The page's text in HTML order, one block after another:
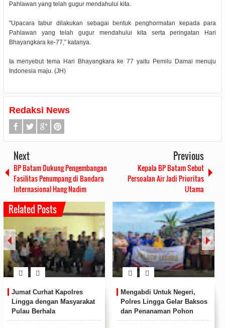
Pahlawan yang telah gugur mendahului kita.
"Upacara tabur dilakukan sebagai bentuk penghormatan kepada para
Pahlawan yang telah gugur mendahului kita serta peringatan Hari
Bhayangkara ke-77,” katanya.
Ia menyebut tema Hari Bhayangkara ke 77 yaitu Pemilu Damai menuju
Indonesia maju. (JH)
Redaksi News
Next
BP Batam Dukung Pengembangan
Fasilitas Penumpang di Bandara
Internasional Hang Nadim
Previous
Kepala BP Batam Sebut
Persoalan Air Jadi Prioritas
Utama
Related Posts
Untuk Negeri,
Gelar Baksos
Pohon
di Seluruh
Peringati HUT ke 78 Korps
Marinir, Puslatpur Marinir 9
Dabo Singkep Gelar
Kegiatan Camping Ground
Bupati
SPAM